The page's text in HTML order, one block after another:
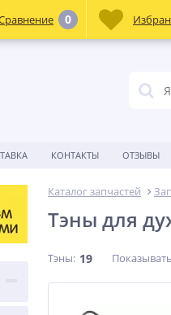
КОНТАКТЫ ОТЗЫВЫ
Каталог запчастей
Тэны для
Тэны: 19
0